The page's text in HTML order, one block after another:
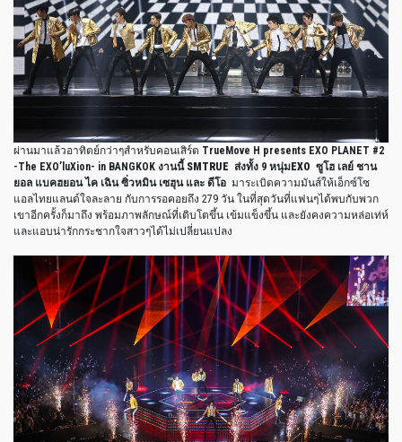
ผ่านมาแล้วอาทิตย์กว่าๆสำหรับคอนเสิร์ต TrueMove H presents EXO PLANET #2
-The EXO’luXion- in BANGKOK งานนี้ SMTRUE ส่งทั้ง 9 หนุ่มEXO ซูโฮ เลย์ ชาน
ยอล แบคฮยอน ไค เฉิน ซิ่วหมิน เซฮุน และ ดีโอ มาระเบิดความมันส์ให้เอ็กซ์โซ
แอลไทยแลนด์ใจละลาย กับการรอคอยถึง 279 วัน ในที่สุดวันที่แฟนๆได้พบกับพวก
เขาอีกครั้งก็มาถึง พร้อมภาพลักษณ์ที่เติบโตขึ้น เข้มแข็งขึ้น และยังคงความหล่อเท่ห์
และแอบน่ารักกระชากใจสาวๆได้ไม่เปลี่ยนแปลง